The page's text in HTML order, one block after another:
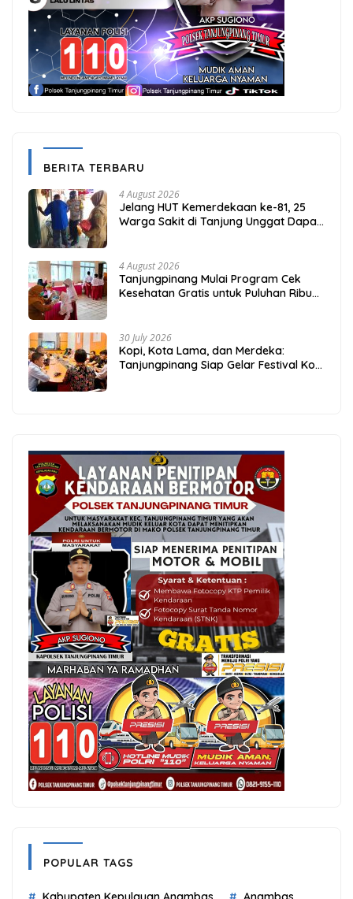
BERITA TERBARU
4 August 2026
Jelang HUT Kemerdekaan ke-81, 25
Warga Sakit di Tanjung Unggat Dapat
4 August 2026
Tanjungpinang Mulai Program Cek
Kesehatan Gratis untuk Puluhan Ribu
30 July 2026
Kopi, Kota Lama, dan Merdeka:
Tanjungpinang Siap Gelar Festival Kopi
POPULAR TAGS